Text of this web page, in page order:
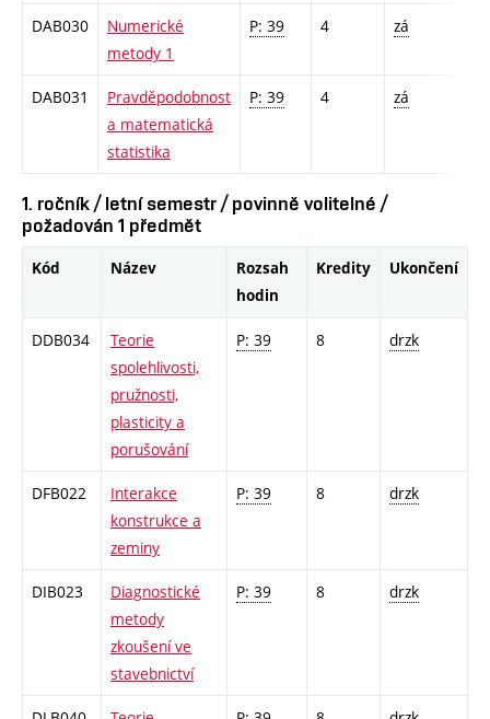
DAB030
Numerické
metody 1
P: 39 4 zá
DAB031
Pravděpodobnost
a matematická
statistika
P: 39 4 zá
1. ročník / letní semestr / povinně volitelné /
požadován 1 předmět
Kód Název
Rozsah
hodin
Kredity Ukončení
DDB034
Teorie
spolehlivosti,
pružnosti,
plasticity a
porušování
P: 39 8 drzk
DFB022
Interakce
konstrukce a
zeminy
P: 39 8 drzk
DIB023
Diagnostické
metody
zkoušení ve
stavebnictví
P: 39 8 drzk